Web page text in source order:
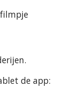
de app: